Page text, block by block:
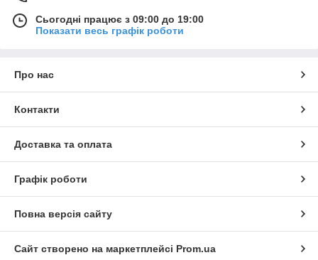
Сьогодні працює з 09:00 до 19:00
Показати весь графік роботи
Про нас
Контакти
Доставка та оплата
Графік роботи
Повна версія сайту
Сайт створено на маркетплейсі Prom.ua